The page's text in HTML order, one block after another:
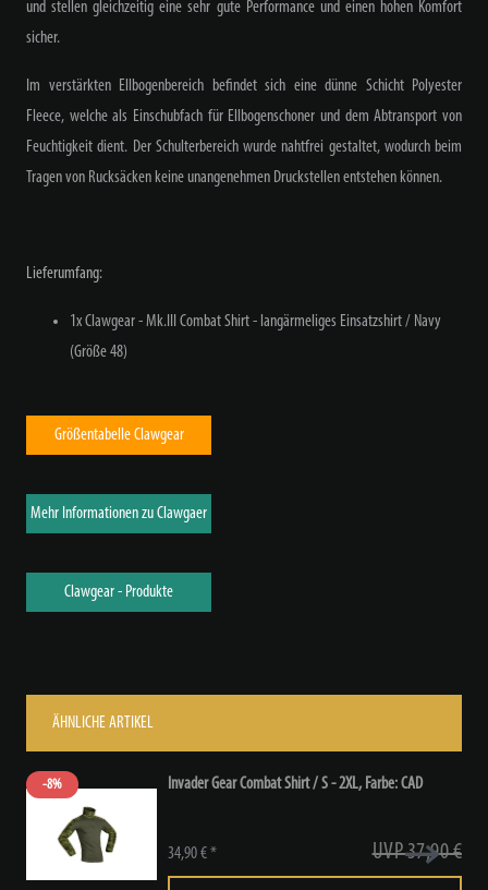
und stellen gleichzeitig eine sehr gute Performance und einen hohen Komfort
sicher.
Im verstärkten Ellbogenbereich befindet sich eine dünne Schicht Polyester
Fleece, welche als Einschubfach für Ellbogenschoner und dem Abtransport von
Feuchtigkeit dient. Der Schulterbereich wurde nahtfrei gestaltet, wodurch beim
Tragen von Rucksäcken keine unangenehmen Druckstellen entstehen können.
Lieferumfang:
1x Clawgear - Mk.III Combat Shirt - langärmeliges Einsatzshirt / Navy
(Größe 48)
Größentabelle Clawgear
Mehr Informationen zu Clawgaer
Clawgear - Produkte
ÄHNLICHE ARTIKEL
-8% Invader Gear Combat Shirt / S - 2XL, Farbe: CAD
UVP 37,90 €
34,90 € *